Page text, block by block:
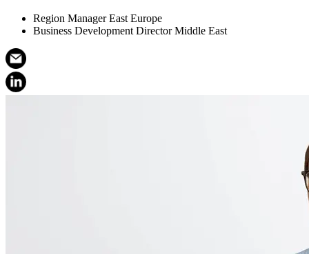
Region Manager East Europe
Business Development Director Middle East